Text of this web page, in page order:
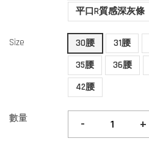
平口R質感深灰條
Size 30腰 31腰
35腰
36腰
42腰
數量 - +